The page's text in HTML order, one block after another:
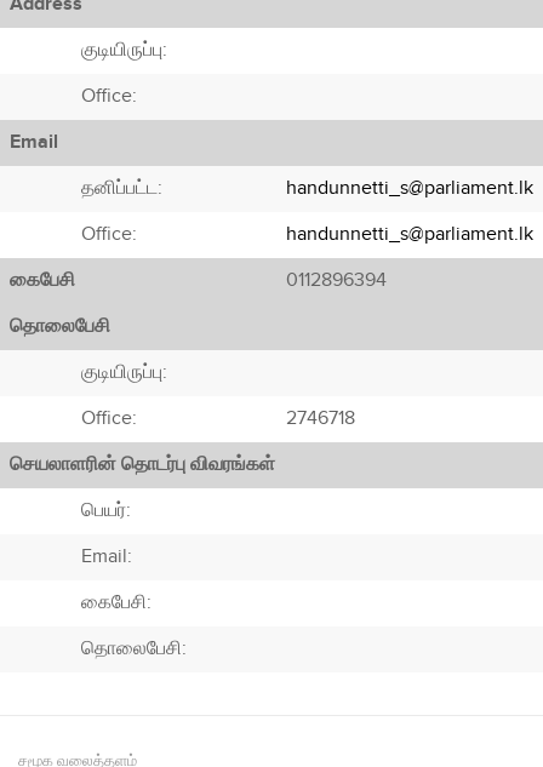
குடியிருப்பு:
Office:
Email
தனிப்பட்ட:
handunnetti_s@parliament.lk
Office:
handunnetti_s@parliament.lk
கைபேசி
0112896394
தொலைபேசி
குடியிருப்பு:
Office:
2746718
செயலாளரின் தொடர்பு விவரங்கள்
பெயர்:
Email:
கைபேசி:
தொலைபேசி:
சமூக வலைத்தளம்